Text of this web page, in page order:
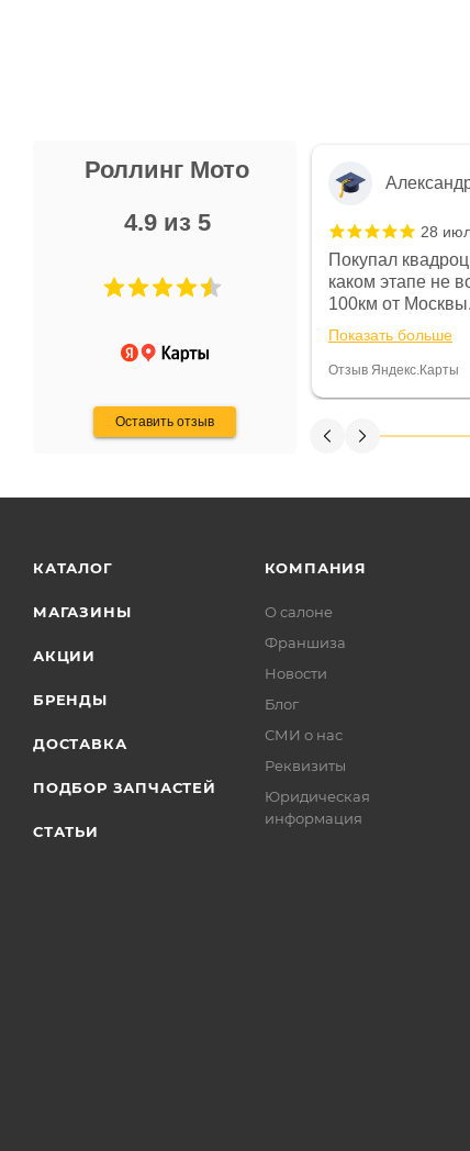
Роллинг Мото
4.9 из 5
Оставить отзыв
Не понравились условия
и дают только на год)
28
Покупал
каком этапе не
100км от
спидометре
постоянно были
Считаю, что это
Показать больше
Отзыв Яндекс.Карты
КАТАЛОГ
МАГАЗИНЫ
АКЦИИ
БРЕНДЫ
ДОСТАВКА
ПОДБОР ЗАПЧАСТЕЙ
СТАТЬИ
КОМПАНИЯ
О салоне
Франшиза
Новости
Блог
СМИ о нас
Реквизиты
Юридическая
информация